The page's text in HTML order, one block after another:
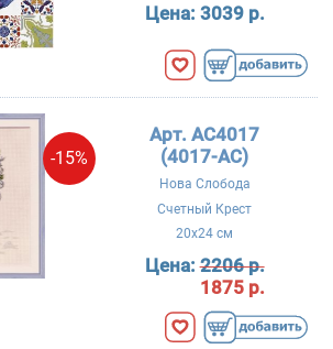
Цена: 3039 р.
-15%
Арт. AC4017
(4017-AC)
Нова Слобода
Счетный Крест
20x24 см
Цена:2206 р.
1875 р.